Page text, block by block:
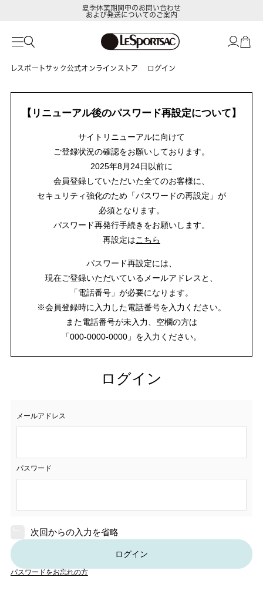
夏季休業期間中のお問い合わせ
および発送についてのご案内
レスポートサック公式オンラインストア ログイン
【リニューアル後のパスワード再設定について】
サイトリニューアルに向けて
ご登録状況の確認をお願いしております。
2025年8月24日以前に
会員登録していただいた全てのお客様に、
セキュリティ強化のため「パスワードの再設定」が
必須となります。
パスワード再発行手続きをお願いします。
再設定はこちら
パスワード再設定には、
現在ご登録いただいているメールアドレスと、
「電話番号」が必要になります。
※会員登録時に入力した電話番号を入力ください。
また電話番号が未入力、空欄の方は
「000-0000-0000」を入力ください。
ログイン
メールアドレス
パスワード
次回からの入力を省略
ログイン
パスワードをお忘れの方